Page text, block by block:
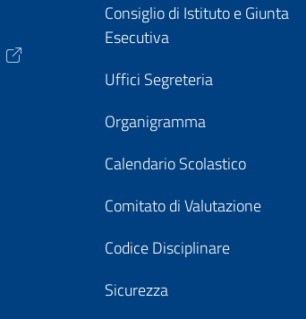
Consiglio di Istituto e Giunta
Esecutiva
Uffici Segreteria
Organigramma
Calendario Scolastico
Comitato di Valutazione
Codice Disciplinare
Sicurezza